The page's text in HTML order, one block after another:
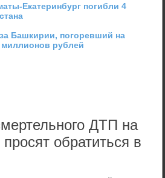
Екатеринбург погибли 4
Башкирии, погоревший на
миллионов рублей
ДТП на
обратиться в